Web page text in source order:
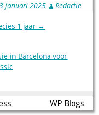
januari 2025 Redactie
1 jaar →
in Barcelona voor
theme byWP Blogs